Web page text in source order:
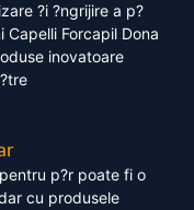
?i ?ngrijire a p?
Capelli Forcapil Dona
inovatoare
p?r poate fi o
cu produsele